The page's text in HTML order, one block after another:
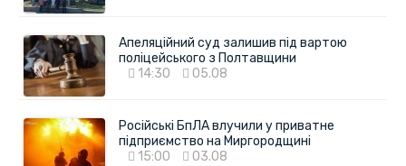
Апеляційний суд залишив під вартою
поліцейського з Полтавщини
14:30
05.08
Російські БпЛА влучили у приватне
підприємство на Миргородщині
15:00
03.08